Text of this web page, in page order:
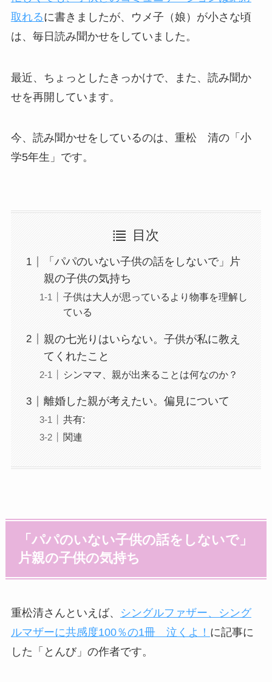
取れるに書きましたが、ウメ子（娘）が小さな頃
は、毎日読み聞かせをしていました。
最近、ちょっとしたきっかけで、また、読み聞か
せを再開しています。
今、読み聞かせをしているのは、重松 清の「小
学5年生」です。
目次
「パパのいない子供の話をしないで」片
親の子供の気持ち
子供は大人が思っているより物事を理解し
ている
親の七光りはいらない。子供が私に教え
てくれたこと
シンママ、親が出来ることは何なのか？
離婚した親が考えたい。偏見について
共有:
関連
「パパのいない子供の話をしないで」
片親の子供の気持ち
重松清さんといえば、
シングルファザー、シング
ルマザーに共感度100％の1冊 泣くよ！ に記事に
した「とんび」の作者です。